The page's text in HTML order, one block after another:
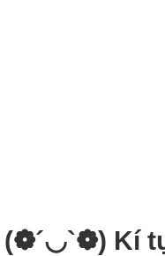
(❁´◡`❁) Kí